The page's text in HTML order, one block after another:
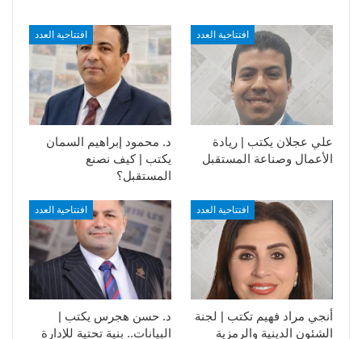
افتتاحية العدد
د. محمود إبراهيم السمان
يكتب | كيف نصنع
المستقبل؟
افتتاحية العدد
علي عجلان يكتب | ريادة
الأعمال وصناعة المستقبل
افتتاحية العدد
د. حسن هجرس يكتب |
البيانات.. بنية تحتية للإدارة
افتتاحية العدد
أنجي مراد فهيم تكتب | لجنة
الشئون الدينية والرمزية